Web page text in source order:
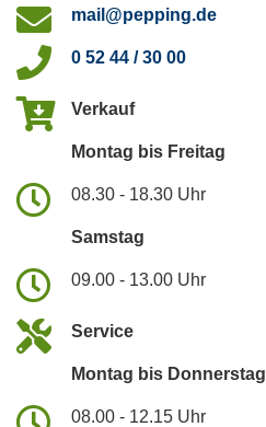
mail@pepping.de
0 52 44 / 30 00
Verkauf
Montag bis Freitag
08.30 - 18.30 Uhr
Samstag
09.00 - 13.00 Uhr
Service
Montag bis Donnerstag
08.00 - 12.15 Uhr